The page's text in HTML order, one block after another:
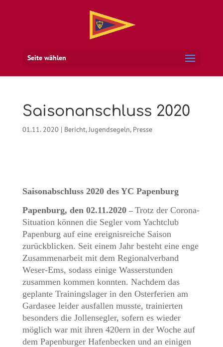
Seite wählen
Saisonanschluss 2020
01.11. 2020 | Bericht,Jugendsegeln, Presse
Saisonabschluss 2020 des YC Papenburg
Papenburg, den 02.11.2020 – Trotz der Corona-
Situation können die Segler vom Yachtclub
Papenburg auf eine ereignisreiche Saison
zurückblicken. Seit einem Jahr besteht eine enge
Zusammenarbeit mit dem Regionalverband
Weser-Ems, sodass einige Wasserstunden
zusammen kommen konnten. Nachdem das
geplante Trainingslager in den Osterferien am
Gardasee leider ausfallen musste, trainierten
besonders die Jollensegler, sofern es wieder
möglich war mit ihren 420ern in der Woche auf
dem Papenburger Hafenbecken und an einigen